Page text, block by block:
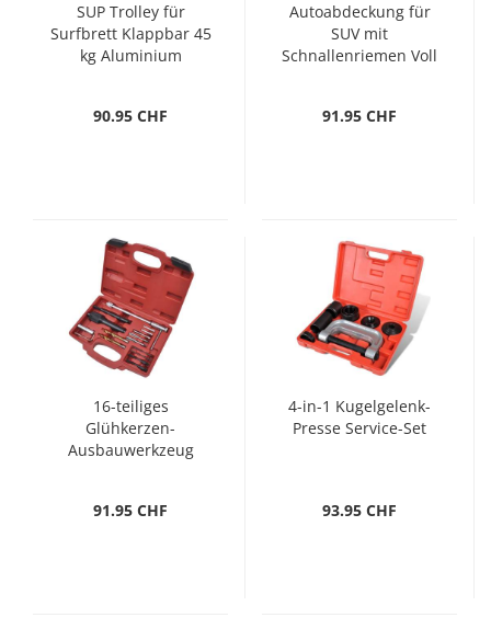
SUP Trolley für
Surfbrett Klappbar 45
kg Aluminium
90.95 CHF
Autoabdeckung für
SUV mit
Schnallenriemen Voll
91.95 CHF
16-teiliges
Glühkerzen-
Ausbauwerkzeug
91.95 CHF
4-in-1 Kugelgelenk-
Presse Service-Set
93.95 CHF